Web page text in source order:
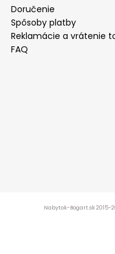
Doručenie
Spôsoby platby
Reklamácie a vrátenie
FAQ
Nabytok-Bogart.sk